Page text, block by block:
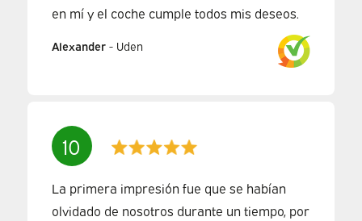
en mí y el coche cumple todos mis deseos.
Alexander- Uden
10
La primera impresión fue que se habían
olvidado de nosotros durante un tiempo, por